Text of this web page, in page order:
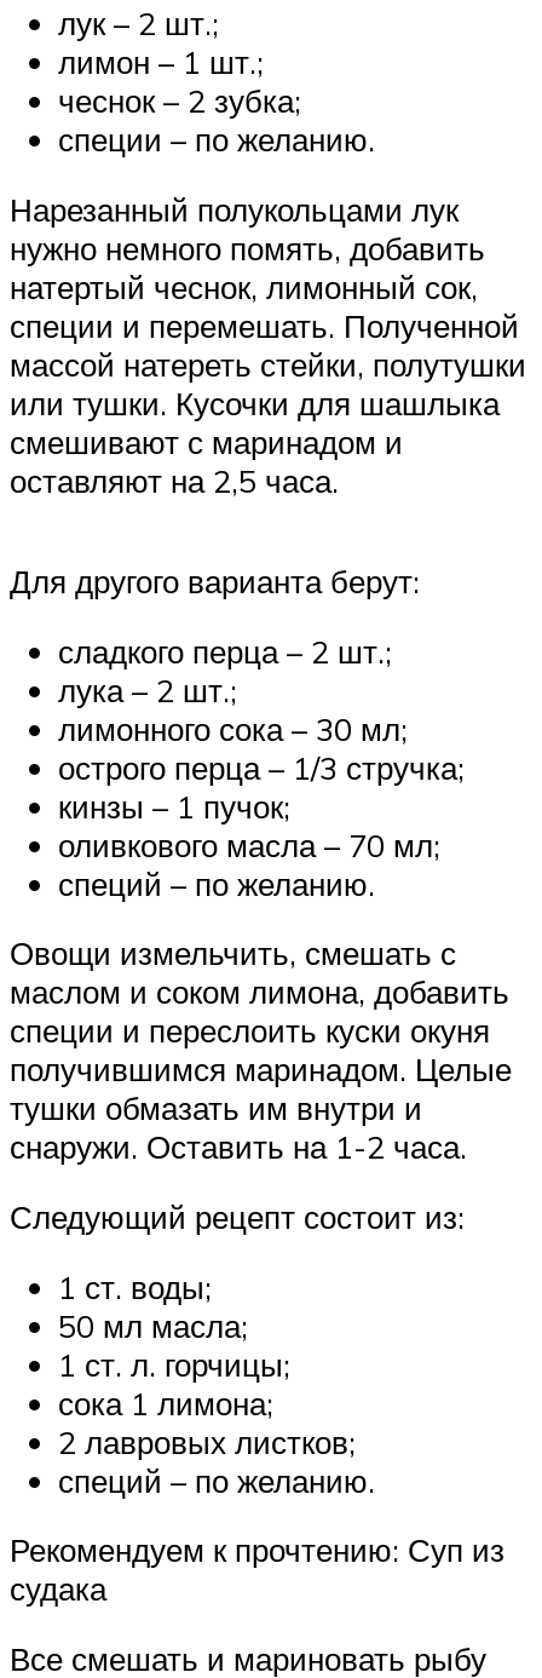
лук – 2 шт.;
лимон – 1 шт.;
чеснок – 2 зубка;
специи – по желанию.
Нарезанный полукольцами лук
нужно немного помять, добавить
натертый чеснок, лимонный сок,
специи и перемешать. Полученной
массой натереть стейки, полутушки
или тушки. Кусочки для шашлыка
смешивают с маринадом и
оставляют на 2,5 часа.
Для другого варианта берут:
сладкого перца – 2 шт.;
лука – 2 шт.;
лимонного сока – 30 мл;
острого перца – 1/3 стручка;
кинзы – 1 пучок;
оливкового масла – 70 мл;
специй – по желанию.
Овощи измельчить, смешать с
маслом и соком лимона, добавить
специи и переслоить куски окуня
получившимся маринадом. Целые
тушки обмазать им внутри и
снаружи. Оставить на 1-2 часа.
Следующий рецепт состоит из:
1 ст. воды;
50 мл масла;
1 ст. л. горчицы;
сока 1 лимона;
2 лавровых листков;
специй – по желанию.
Рекомендуем к прочтению: Суп из
судака
Все смешать и мариновать рыбу